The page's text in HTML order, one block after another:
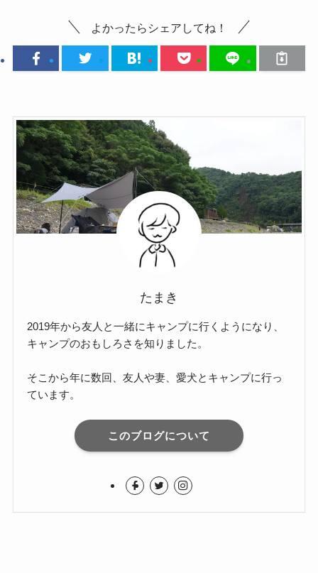
よかったらシェアしてね！
たまき
2019年から友人と一緒にキャンプに行くようになり、
キャンプのおもしろさを知りました。
そこから年に数回、友人や妻、愛犬とキャンプに行っ
ています。
このブログについて